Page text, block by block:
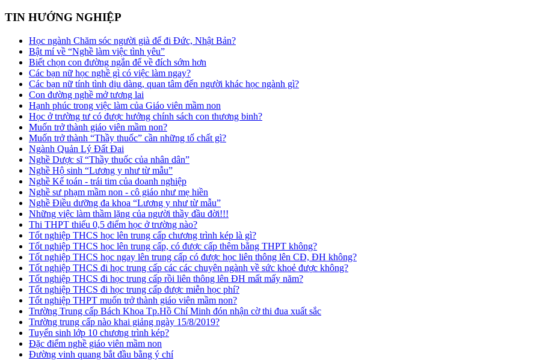
TIN HƯỚNG NGHIỆP
Học ngành Chăm sóc người già để đi Đức, Nhật Bản?
Bật mí về “Nghề làm việc tình yêu”
Biết chọn con đường ngắn để về đích sớm hơn
Các bạn nữ học nghề gì có việc làm ngay?
Các bạn nữ tính tình dịu dàng, quan tâm đến người khác học ngành gì?
Con đường nghề mở tương lai
Hạnh phúc trong việc làm của Giáo viên mầm non
Học ở trường tư có được hưởng chính sách con thương binh?
Muốn trở thành giáo viên mầm non?
Muốn trở thành “Thầy thuốc” cần những tố chất gì?
Ngành Quản Lý Đất Đai
Nghề Dược sĩ “Thầy thuốc của nhân dân”
Nghề Hộ sinh “Lương y như từ mẫu”
Nghề Kế toán - trái tim của doanh nghiệp
Nghề sư phạm mầm non - cô giáo như mẹ hiền
Nghề Điều dưỡng đa khoa “Lương y như từ mẫu”
Những việc làm thầm lặng của người thầy đầu đời!!!
Thi THPT thiếu 0,5 điểm học ở trường nào?
Tốt nghiệp THCS học lên trung cấp chương trình kép là gì?
Tốt nghiệp THCS học lên trung cấp, có được cấp thêm bằng THPT không?
Tốt nghiệp THCS học ngay lên trung cấp có được học liên thông lên CĐ, ĐH không?
Tốt nghiệp THCS đi học trung cấp các các chuyên ngành về sức khoẻ được không?
Tốt nghiệp THCS đi học trung cấp rồi liên thông lên ĐH mất mấy năm?
Tốt nghiệp THCS đi học trung cấp được miễn học phí?
Tốt nghiệp THPT muốn trở thành giáo viên mầm non?
Trường Trung cấp Bách Khoa Tp.Hồ Chí Minh đón nhận cờ thi đua xuất sắc
Trường trung cấp nào khai giảng ngày 15/8/2019?
Tuyển sinh lớp 10 chương trình kép?
Đặc điểm nghề giáo viên mầm non
Đường vinh quang bắt đầu bằng ý chí